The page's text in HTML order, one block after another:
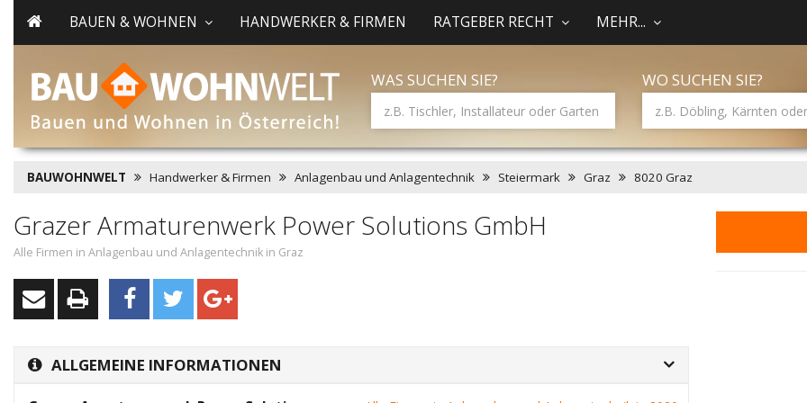
BAUEN & WOHNEN HANDWERKER & FIRMEN RATGEBER RECHT MEHR...
WAS SUCHEN SIE? WO SUCHEN SIE?
BAUWOHNWELT Handwerker & Firmen Anlagenbau und Anlagentechnik Steiermark Graz 8020 Graz
Grazer Armaturenwerk Power Solutions GmbH
Alle Firmen in Anlagenbau und Anlagentechnik in Graz
ALLGEMEINE INFORMATIONEN